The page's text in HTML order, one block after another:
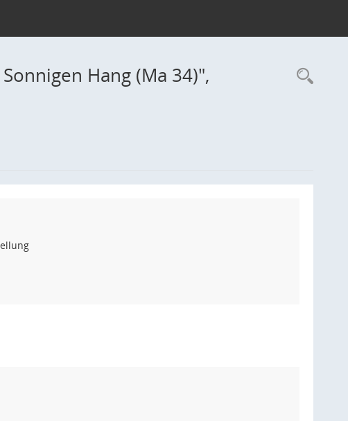
Hang (Ma 34)",